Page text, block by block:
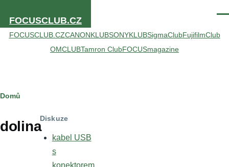
FOCUSCLUB.CZ
FOCUSCLUB.CZCANONKLUBSONYKLUBSigmaClubFujifilmClub
OMCLUBTamron ClubFOCUSmagazine
Drobečková
navigace
Domů
dolina
Diskuze
kabel USB
s